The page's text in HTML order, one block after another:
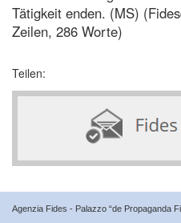
Tätigkeit enden. (MS)
Zeilen, 286 Worte)
Teilen:
Agenzia Fides - Palazzo “de Propaganda